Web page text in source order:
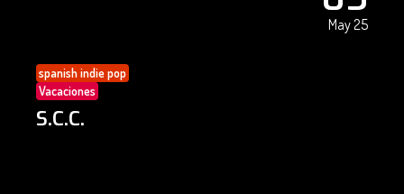
May 25
spanish indie pop
Vacaciones
S.C.C.